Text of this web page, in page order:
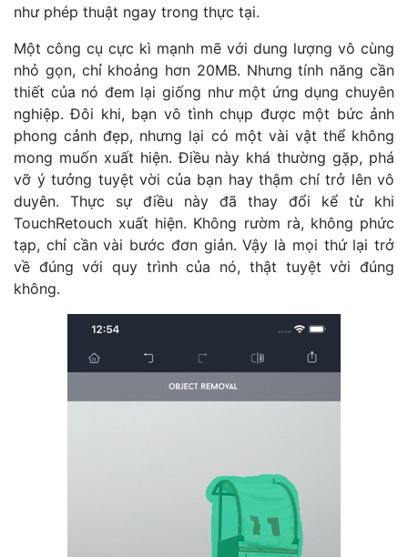
như phép thuật ngay trong thực tại.
Một công cụ cực kì mạnh mẽ với dung lượng vô cùng
nhỏ gọn, chỉ khoảng hơn 20MB. Nhưng tính năng cần
thiết của nó đem lại giống như một ứng dụng chuyên
nghiệp. Đôi khi, bạn vô tình chụp được một bức ảnh
phong cảnh đẹp, nhưng lại có một vài vật thể không
mong muốn xuất hiện. Điều này khá thường gặp, phá
vỡ ý tưởng tuyệt vời của bạn hay thậm chí trở lên vô
duyên. Thực sự điều này đã thay đổi kể từ khi
TouchRetouch xuất hiện. Không rườm rà, không phức
tạp, chỉ cần vài bước đơn giản. Vậy là mọi thứ lại trở
về đúng với quy trình của nó, thật tuyệt vời đúng
không.